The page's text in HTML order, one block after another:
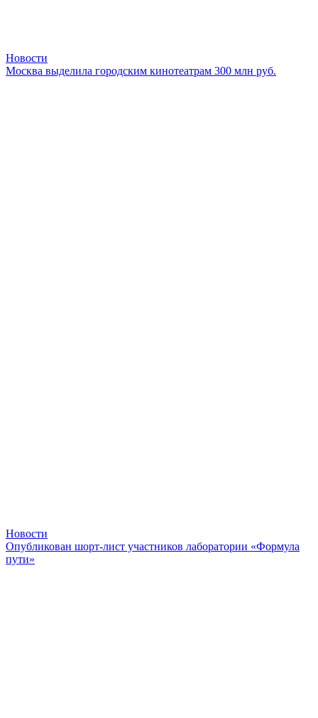
Новости
Москва выделила городским кинотеатрам 300 млн руб.
Новости
Опубликован шорт-лист участников лаборатории «Формула
пути»